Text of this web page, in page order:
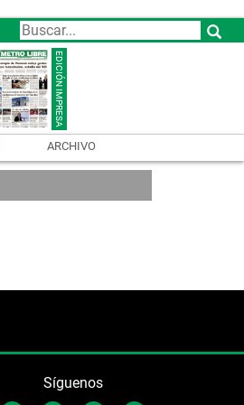
ARCHIVO
Síguenos